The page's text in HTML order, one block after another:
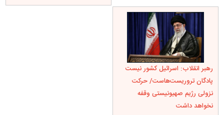
رهبر انقلاب: اسرائیل کشور نیست
پادگان تروریست‌هاست/ حرکت
نزولی رژیم صهیونیستی وقفه
نخواهد داشت